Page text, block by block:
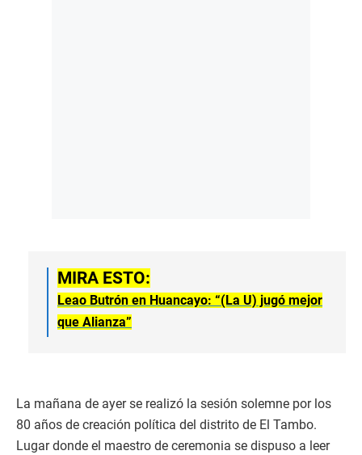
MIRA ESTO:
Leao Butrón en Huancayo: “(La U) jugó mejor
que Alianza”
La mañana de ayer se realizó la sesión solemne por los
80 años de creación política del distrito de El Tambo.
Lugar donde el maestro de ceremonia se dispuso a leer